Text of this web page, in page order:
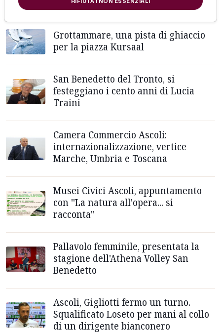
Grottammare, una pista di ghiaccio
per la piazza Kursaal
San Benedetto del Tronto, si
festeggiano i cento anni di Lucia
Traini
Camera Commercio Ascoli:
internazionalizzazione, vertice
Marche, Umbria e Toscana
Musei Civici Ascoli, appuntamento
con ''La natura all'opera... si
racconta''
Pallavolo femminile, presentata la
stagione dell'Athena Volley San
Benedetto
Ascoli, Gigliotti fermo un turno.
Squalificato Loseto per mani al collo
di un dirigente bianconero
RIFIUTA I NON ESSENZIALI